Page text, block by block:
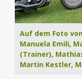
Auf dem Foto
Manuela Emili,
(Trainer),
Martin Kestler,